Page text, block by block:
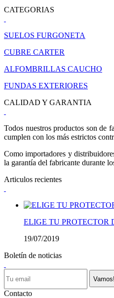
CATEGORIAS
SUELOS FURGONETA
CUBRE CARTER
ALFOMBRILLAS CAUCHO
FUNDAS EXTERIORES
CALIDAD Y GARANTIA
Todos nuestros productos son de
cumplen con los más estrictos
Como importadores y
la garantía del fabricante durante
Articulos recientes
ELIGE TU PROTECTOR
19/07/2019
Boletín de noticias
Vamos!
Contacto